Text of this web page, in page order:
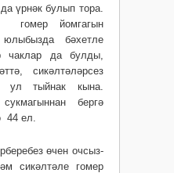
үрнәк булып тора.
гомер йомгагын
бәхетле
чаклар да булды,
сикәлтәләрсез
ул тыйнак кына.
бергә
44 ел.
өчен очсыз-
сикәлтәле гомер